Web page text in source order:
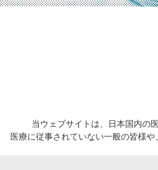
当ウェブサイトは、日本国内の
医療に従事されていない一般の皆様